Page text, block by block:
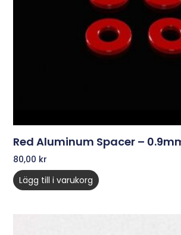
Red Aluminum Spacer –
80,00 kr
Lägg till i varukorg